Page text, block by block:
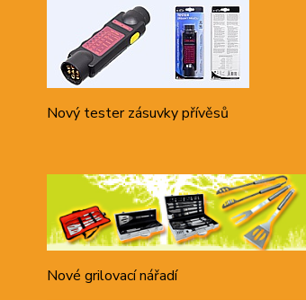
Nový tester zásuvky přívěsů
Nové grilovací nářadí